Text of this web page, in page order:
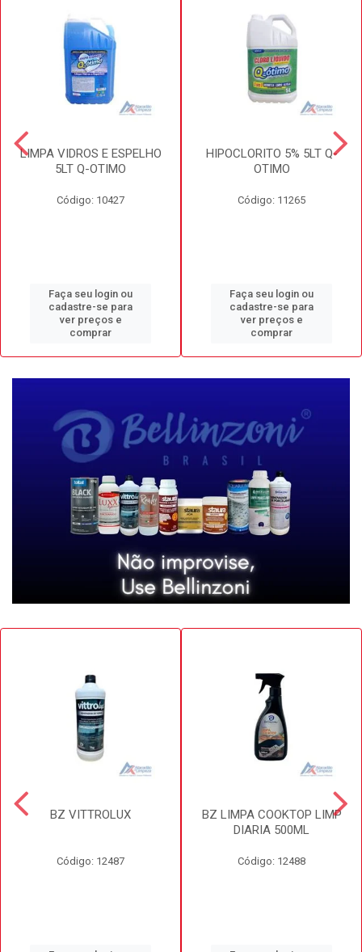
LIMPA VIDROS E ESPELHO
5LT Q-OTIMO
Código: 10427
Faça seu login ou
cadastre-se para
ver preços e
comprar
HIPOCLORITO 5% 5LT Q-
OTIMO
Código: 11265
Faça seu login ou
cadastre-se para
ver preços e
comprar
BZ VITTROLUX
Código: 12487
BZ LIMPA COOKTOP LIMP
DIARIA 500ML
Código: 12488